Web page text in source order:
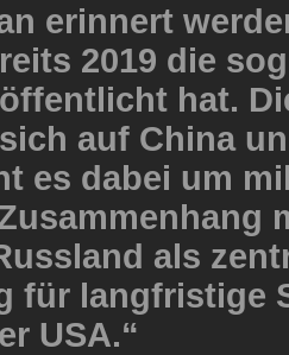
erinnert
2019 die
hat.
auf China
es dabei um
als
für langfristige
USA.“